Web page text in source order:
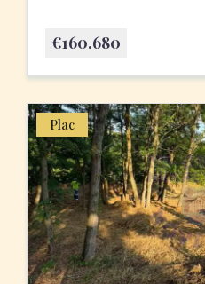
€160.680
Plac